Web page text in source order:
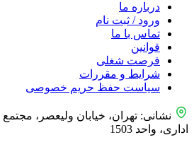
درباره ما
ورود / ثبت نام
تماس با ما
قوانین
فرصت شغلی
شرایط و مقررات
سیاست حفظ حریم خصوصی
نشانی: تهران، خیابان ولیعصر،
اداری، واحد 1503